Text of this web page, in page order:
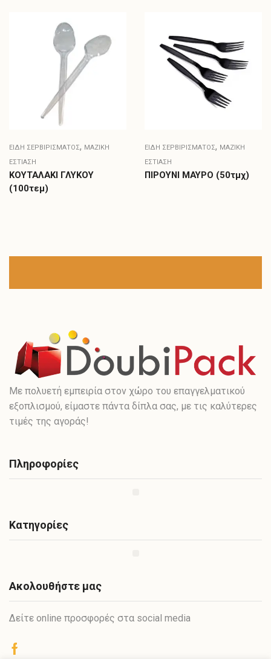
ΕΊΔΗ ΣΕΡΒΙΡΊΣΜΑΤΟΣ, ΜΑΖΙΚΗ
ΕΣΤΙΑΣΗ
ΚΟΥΤΑΛΑΚΙ ΓΛΥΚΟΥ
(100τεμ)
ΕΊΔΗ ΣΕΡΒΙΡΊΣΜΑΤΟΣ, ΜΑΖΙΚΗ
ΕΣΤΙΑΣΗ
ΠΙΡΟΥΝΙ ΜΑΥΡΟ (50τμχ)
Με πολυετή εμπειρία στον χώρο του επαγγελματικού
εξοπλισμού, είμαστε πάντα δίπλα σας, με τις καλύτερες
τιμές της αγοράς!
Πληροφορίες
Κατηγορίες
Ακολουθήστε μας
Δείτε online προσφορές στα social media